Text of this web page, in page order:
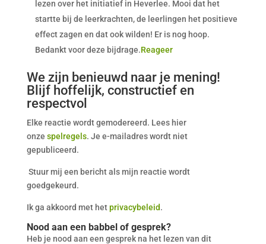
lezen over het initiatief in Heverlee. Mooi dat het
startte bij de leerkrachten, de leerlingen het positieve
effect zagen en dat ook wilden! Er is nog hoop.
Bedankt voor deze bijdrage.Reageer
We zijn benieuwd naar je mening!
Blijf hoffelijk, constructief en
respectvol
Elke reactie wordt gemodereerd. Lees hier
onze spelregels. Je e-mailadres wordt niet
gepubliceerd.
Stuur mij een bericht als mijn reactie wordt
goedgekeurd.
Ik ga akkoord met hetprivacybeleid.
Nood aan een babbel of gesprek?
Heb je nood aan een gesprek na het lezen van dit